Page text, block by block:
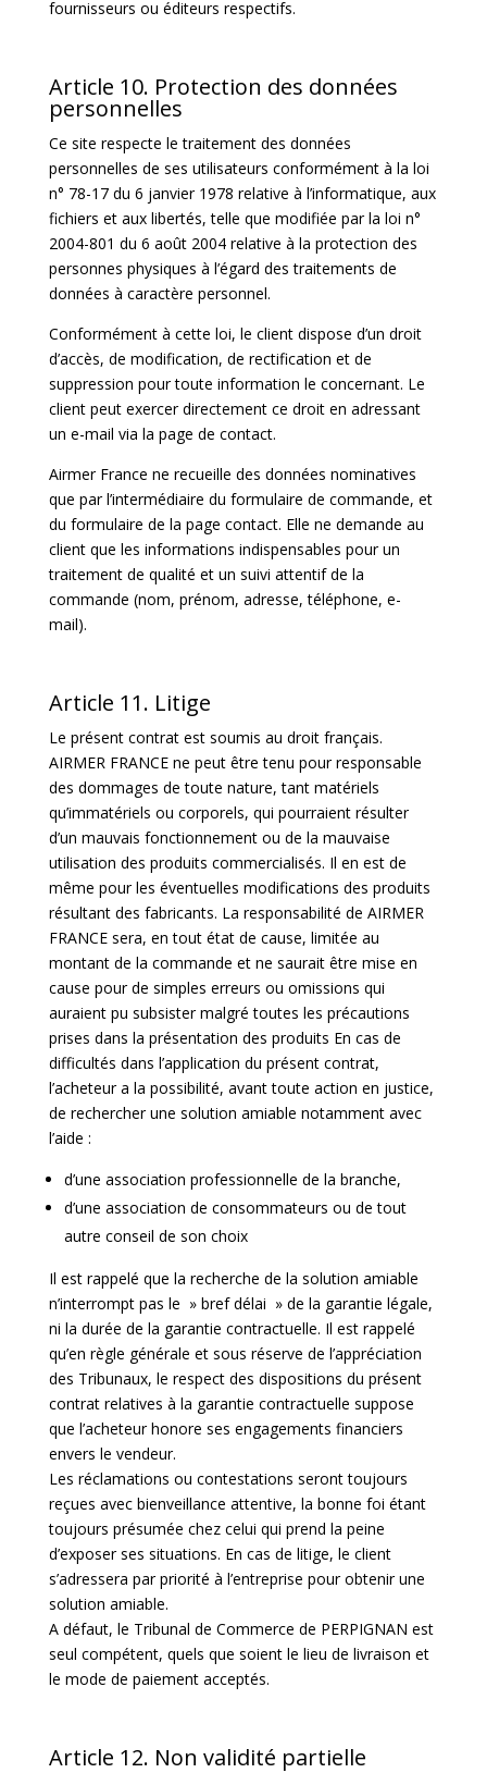
fournisseurs ou éditeurs respectifs.
Article 10. Protection des données
personnelles
Ce site respecte le traitement des données
personnelles de ses utilisateurs conformément à la loi
n° 78-17 du 6 janvier 1978 relative à l’informatique, aux
fichiers et aux libertés, telle que modifiée par la loi n°
2004-801 du 6 août 2004 relative à la protection des
personnes physiques à l’égard des traitements de
données à caractère personnel.
Conformément à cette loi, le client dispose d’un droit
d’accès, de modification, de rectification et de
suppression pour toute information le concernant. Le
client peut exercer directement ce droit en adressant
un e-mail via la page de contact.
Airmer France ne recueille des données nominatives
que par l’intermédiaire du formulaire de commande, et
du formulaire de la page contact. Elle ne demande au
client que les informations indispensables pour un
traitement de qualité et un suivi attentif de la
commande (nom, prénom, adresse, téléphone, e-
mail).
Article 11. Litige
Le présent contrat est soumis au droit français.
AIRMER FRANCE ne peut être tenu pour responsable
des dommages de toute nature, tant matériels
qu’immatériels ou corporels, qui pourraient résulter
d’un mauvais fonctionnement ou de la mauvaise
utilisation des produits commercialisés. Il en est de
même pour les éventuelles modifications des produits
résultant des fabricants. La responsabilité de AIRMER
FRANCE sera, en tout état de cause, limitée au
montant de la commande et ne saurait être mise en
cause pour de simples erreurs ou omissions qui
auraient pu subsister malgré toutes les précautions
prises dans la présentation des produits En cas de
difficultés dans l’application du présent contrat,
l’acheteur a la possibilité, avant toute action en justice,
de rechercher une solution amiable notamment avec
l’aide :
d’une association professionnelle de la branche,
d’une association de consommateurs ou de tout
autre conseil de son choix
Il est rappelé que la recherche de la solution amiable
n’interrompt pas le » bref délai » de la garantie légale,
ni la durée de la garantie contractuelle. Il est rappelé
qu’en règle générale et sous réserve de l’appréciation
des Tribunaux, le respect des dispositions du présent
contrat relatives à la garantie contractuelle suppose
que l’acheteur honore ses engagements financiers
envers le vendeur.
Les réclamations ou contestations seront toujours
reçues avec bienveillance attentive, la bonne foi étant
toujours présumée chez celui qui prend la peine
d’exposer ses situations. En cas de litige, le client
s’adressera par priorité à l’entreprise pour obtenir une
solution amiable.
A défaut, le Tribunal de Commerce de PERPIGNAN est
seul compétent, quels que soient le lieu de livraison et
le mode de paiement acceptés.
Article 12. Non validité partielle